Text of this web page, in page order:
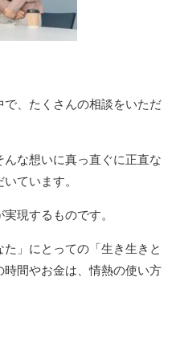
、たくさんの相談をいただ
な想いに真っ直ぐに正直な
ています。
現するものです。
」にとっての「生き生きと
間やお金は、情熱の使い方